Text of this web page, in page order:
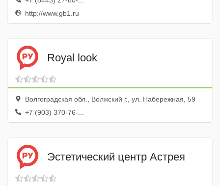
http://www.gb1.ru
Royal look
Волгоградская обл., Волжский г., ул. Набережная, 59
+7 (903) 370-76-...
Эстетический центр Астрея